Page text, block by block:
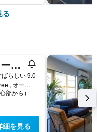
る
アバニ オークランド メトロポリス レジデンシーズ
ばらしい 9.0
40 Kitchener Street, オークランド, ニュージーランド
部から）
細を見る